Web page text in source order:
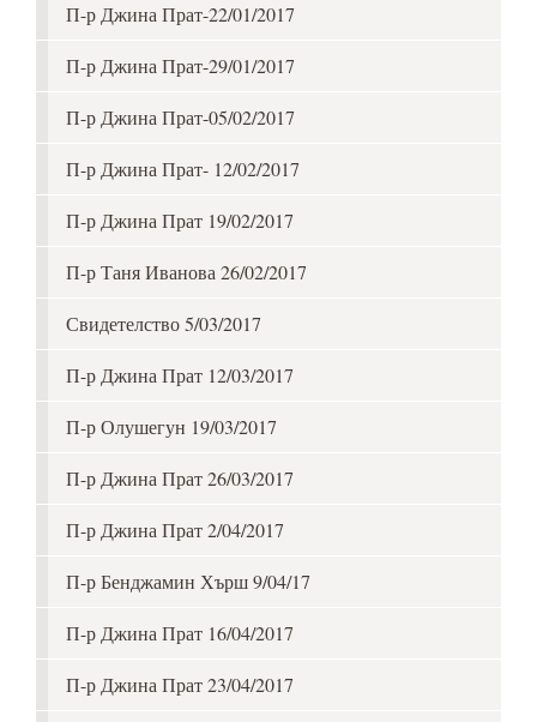
П-р Джина Прат-22/01/2017
П-р Джина Прат-29/01/2017
П-р Джина Прат-05/02/2017
П-р Джина Прат- 12/02/2017
П-р Джина Прат 19/02/2017
П-р Таня Иванова 26/02/2017
Свидетелство 5/03/2017
П-р Джина Прат 12/03/2017
П-р Олушегун 19/03/2017
П-р Джина Прат 26/03/2017
П-р Джина Прат 2/04/2017
П-р Бенджамин Хърш 9/04/17
П-р Джина Прат 16/04/2017
П-р Джина Прат 23/04/2017